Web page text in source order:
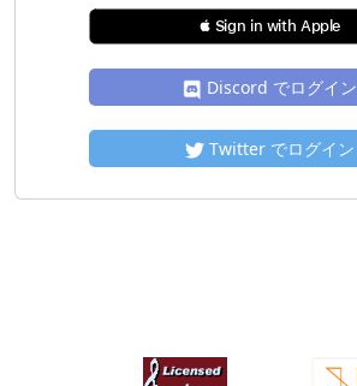
 Sign in with Apple
Discord でログイン
Twitter でログイン